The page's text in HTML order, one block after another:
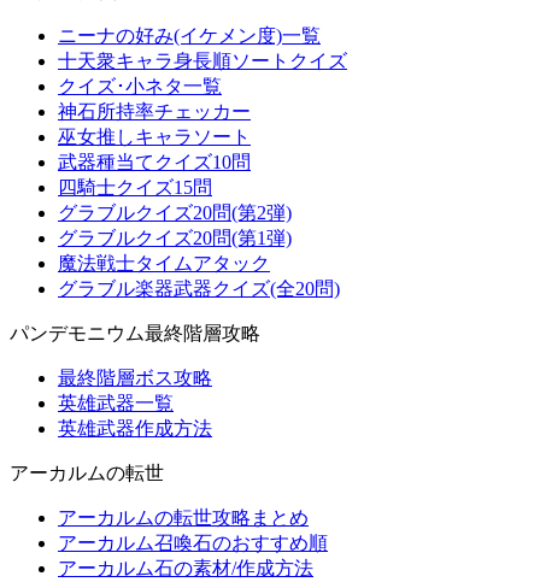
ニーナの好み(イケメン度)一覧
十天衆キャラ身長順ソートクイズ
クイズ･小ネタ一覧
神石所持率チェッカー
巫女推しキャラソート
武器種当てクイズ10問
四騎士クイズ15問
グラブルクイズ20問(第2弾)
グラブルクイズ20問(第1弾)
魔法戦士タイムアタック
グラブル楽器武器クイズ(全20問)
パンデモニウム最終階層攻略
最終階層ボス攻略
英雄武器一覧
英雄武器作成方法
アーカルムの転世
アーカルムの転世攻略まとめ
アーカルム召喚石のおすすめ順
アーカルム石の素材/作成方法